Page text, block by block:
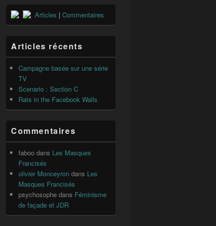
Zone
principale
de
pour
latérale
Articles | Commentaires
Articles récents
Campagne basée sur une série
TV
Scenario : Section C
Rats in the Facebook Walls
Commentaires
faboo dans Les Masques
Francisés
olivier Monceyron dans Les
Masques Francisés
psychosophe dans Féminisme
de façade et JDR